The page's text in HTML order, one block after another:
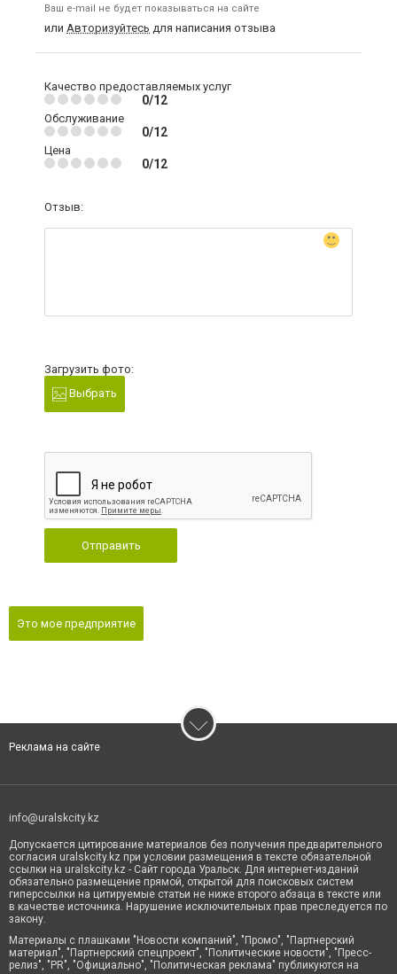
Ваш e-mail не будет показываться на сайте
или Авторизуйтесь для написания отзыва
Качество предоставляемых услуг
0/12
Обслуживание
0/12
Цена
0/12
Отзыв:
Загрузить фото:
Выбрать
Отправить
Это мое предприятие
Реклама на сайте
info@uralskcity.kz
Допускается цитирование материалов без получения предварительного
согласия uralskcity.kz при условии размещения в тексте обязательной
ссылки на uralskcity.kz - Сайт города Уральск. Для интернет-изданий
обязательно размещение прямой, открытой для поисковых систем
гиперссылки на цитируемые статьи не ниже второго абзаца в тексте или
в качестве источника. Нарушение исключительных прав преследуется по
закону.
Материалы с плашками "Новости компаний", "Промо", "Партнерский
материал", "Партнерский спецпроект", "Политические новости", "Пресс-
релиз", "PR", "Официально", "Политическая реклама" публикуются на